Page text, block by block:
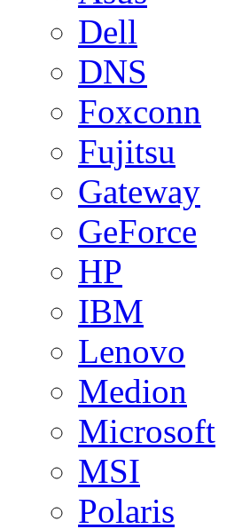
Dell
DNS
Foxconn
Fujitsu
Gateway
GeForce
HP
IBM
Lenovo
Medion
Microsoft
MSI
Polaris